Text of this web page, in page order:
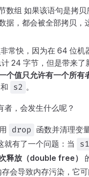
数组 如果该语句是拷
据，都会被全部拷贝，
常快，因为在 64 位机
计 24 字节，但是带来
个值只允许有一个所有
和 s2 。
，会发生什么呢？
drop 函数并清理变
就有了一个问题：当 s1
释放（double free）
会导致内存污染，它可